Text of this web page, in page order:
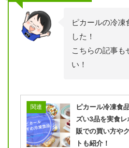
ピカールの冷凍
した！
こちらの記事も
い！
関連
ピカール冷凍食
ズい3品を実食
販での買い方や
トも紹介！